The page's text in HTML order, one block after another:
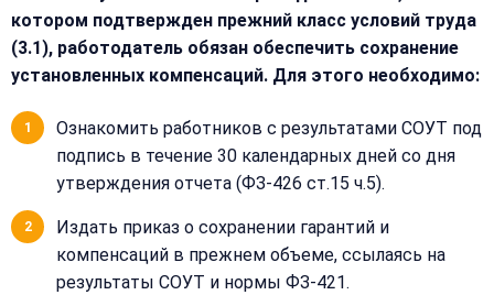
меню
котором подтвержден прежний класс условий труда
(3.1), работодатель обязан обеспечить сохранение
установленных компенсаций. Для этого необходимо:
Ознакомить работников с результатами СОУТ под
подпись в течение 30 календарных дней со дня
утверждения отчета (ФЗ-426 ст.15 ч.5).
Издать приказ о сохранении гарантий и
компенсаций в прежнем объеме, ссылаясь на
результаты СОУТ и нормы ФЗ-421.
Написать
нам
Имя:
Email:
Бесплатная
консультация
и
телефон
—
и
рассчитаем
стоимость